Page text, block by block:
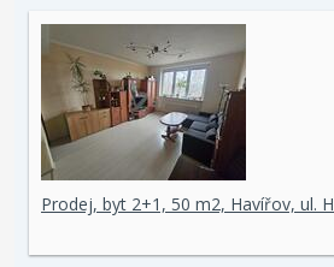
Prodej, byt 2+1, 50 m2, Havířov, ul.